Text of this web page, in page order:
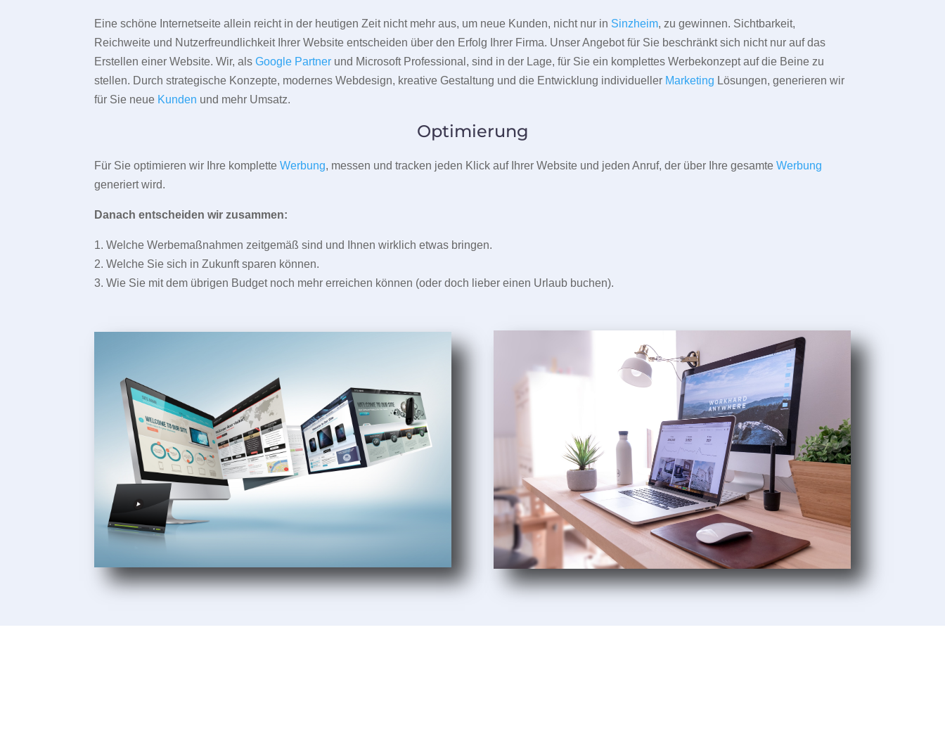
Eine schöne Internetseite allein reicht in der heutigen Zeit nicht mehr aus, um neue Kunden, nicht nur in Sinzheim, zu gewinnen. Sichtbarkeit,
Reichweite und Nutzerfreundlichkeit Ihrer Website entscheiden über den Erfolg Ihrer Firma. Unser Angebot für Sie beschränkt sich nicht nur auf das
Erstellen einer Website. Wir, alsGoogle Partner und Microsoft Professional, sind in der Lage, für Sie ein komplettes Werbekonzept auf die Beine zu
stellen. Durch strategische Konzepte, modernes Webdesign, kreative Gestaltung und die Entwicklung individueller Marketing Lösungen, generieren wir
für Sie neue Kunden und mehr Umsatz.
Optimierung
Für Sie optimieren wir Ihre kompletteWerbung, messen und tracken jeden Klick auf Ihrer Website und jeden Anruf, der über Ihre gesamteWerbung
generiert wird.
Danach entscheiden wir zusammen:
1. Welche Werbemaßnahmen zeitgemäß sind und Ihnen wirklich etwas bringen.
2. Welche Sie sich in Zukunft sparen können.
3. Wie Sie mit dem übrigen Budget noch mehr erreichen können (oder doch lieber einen Urlaub buchen).